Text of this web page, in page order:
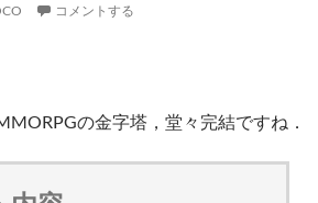
コメントする
の金字塔，堂々完結ですね．